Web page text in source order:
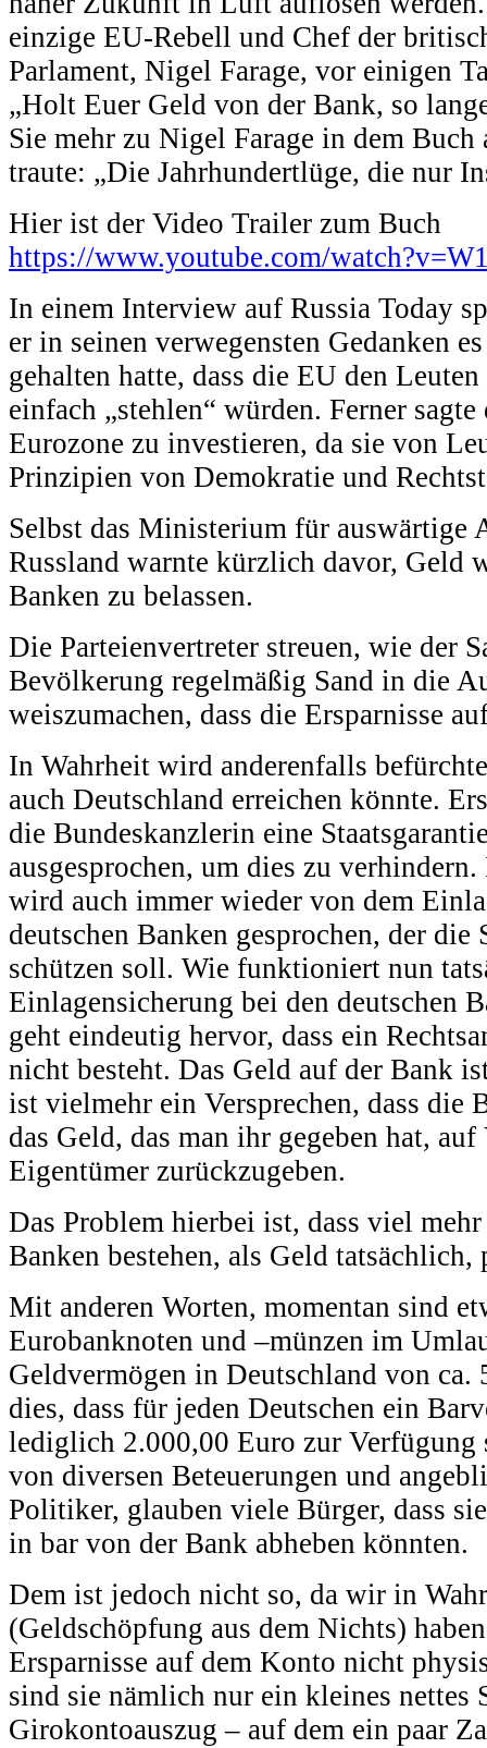
einzige EU-Rebell und Chef der
Parlament, Nigel Farage, vor einigen
„Holt Euer Geld von der Bank, so
Sie mehr zu Nigel Farage in dem Buch
traute: „Die Jahrhundertlüge, die nur
Hier ist der Video Trailer zum Buch
https://www.youtube.com/
In einem Interview auf Russia Today
er in seinen verwegensten Gedanken
gehalten hatte, dass die EU den
einfach „stehlen“ würden. Ferner
Eurozone zu investieren, da sie von
Prinzipien von Demokratie und
Selbst das Ministerium für auswärtige
Russland warnte kürzlich davor, Geld
Banken zu belassen.
Die Parteienvertreter streuen, wie der
Bevölkerung regelmäßig Sand in die
weiszumachen, dass die Ersparnisse
In Wahrheit wird anderenfalls
auch Deutschland erreichen könnte.
die Bundeskanzlerin eine
ausgesprochen, um dies zu
wird auch immer wieder von dem
deutschen Banken gesprochen, der die
schützen soll. Wie funktioniert nun
Einlagensicherung bei den deutschen
geht eindeutig hervor, dass ein
nicht besteht. Das Geld auf der Bank
ist vielmehr ein Versprechen, dass die
das Geld, das man ihr gegeben hat,
Eigentümer zurückzugeben.
Das Problem hierbei ist, dass viel
Banken bestehen, als Geld
Mit anderen Worten, momentan sind
Eurobanknoten und –münzen im
Geldvermögen in Deutschland von
dies, dass für jeden Deutschen ein
lediglich 2.000,00 Euro zur Verfügung
von diversen Beteuerungen und
Politiker, glauben viele Bürger, dass
in bar von der Bank abheben könnten.
Dem ist jedoch nicht so, da wir in
(Geldschöpfung aus dem Nichts)
Ersparnisse auf dem Konto nicht
sind sie nämlich nur ein kleines nettes
Girokontoauszug – auf dem ein paar